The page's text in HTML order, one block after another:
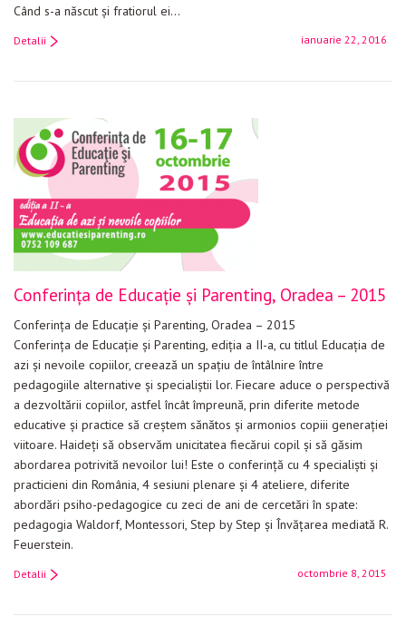
Când s-a născut și fratiorul ei…
ianuarie 22, 2016
Detalii
Conferința de Educație și Parenting, Oradea – 2015
Conferința de Educație și Parenting, Oradea – 2015
Conferința de Educație și Parenting, ediția a II-a, cu titlul Educația de
azi și nevoile copiilor, creează un spațiu de întâlnire între
pedagogiile alternative și specialiștii lor. Fiecare aduce o perspectivă
a dezvoltării copiilor, astfel încât împreună, prin diferite metode
educative și practice să creștem sănătos și armonios copiii generației
viitoare. Haideți să observăm unicitatea fiecărui copil și să găsim
abordarea potrivită nevoilor lui! Este o conferință cu 4 specialiști și
practicieni din România, 4 sesiuni plenare și 4 ateliere, diferite
abordări psiho-pedagogice cu zeci de ani de cercetări în spate:
pedagogia Waldorf, Montessori, Step by Step și Învățarea mediată R.
Feuerstein.
octombrie 8, 2015
Detalii